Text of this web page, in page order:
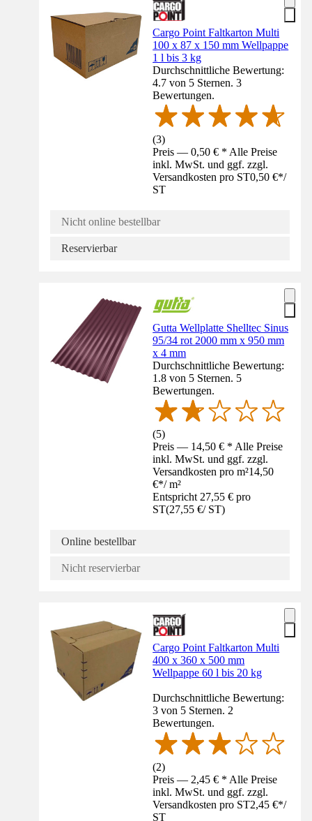
Cargo Point Faltkarton Multi
100 x 87 x 150 mm Wellpappe
1 l bis 3 kg
Durchschnittliche Bewertung:
4.7 von 5 Sternen. 3
Bewertungen.
(3)
Preis — 0,50 € * Alle Preise
inkl. MwSt. und ggf. zzgl.
Versandkosten pro ST0,50 €*/
ST
Nicht online bestellbar
Reservierbar
Gutta Wellplatte Shelltec Sinus
95/34 rot 2000 mm x 950 mm
x 4 mm
Durchschnittliche Bewertung:
1.8 von 5 Sternen. 5
Bewertungen.
(5)
Preis — 14,50 € * Alle Preise
inkl. MwSt. und ggf. zzgl.
Versandkosten pro m²14,50
€*/ m²
Entspricht 27,55 € pro
ST(27,55 €/ ST)
Online bestellbar
Nicht reservierbar
Cargo Point Faltkarton Multi
400 x 360 x 500 mm
Wellpappe 60 l bis 20 kg
Durchschnittliche Bewertung:
3 von 5 Sternen. 2
Bewertungen.
(2)
Preis — 2,45 € * Alle Preise
inkl. MwSt. und ggf. zzgl.
Versandkosten pro ST2,45 €*/
ST